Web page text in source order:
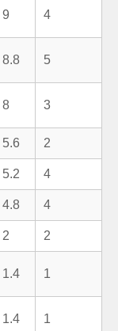
9 4
8.8 5
8 3
5.6 2
5.2 4
4.8 4
2 2
1.4 1
1.4 1